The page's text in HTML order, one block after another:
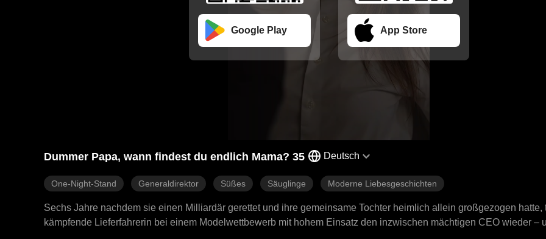
Google Play App Store
Dummer Papa, wann findest du endlich Mama? 35 Deutsch
One-Night-Stand Generaldirektor Süßes Säuglinge Moderne Liebesgeschichten
Sechs Jahre nachdem sie einen Milliardär gerettet und ihre gemeinsame Tochter heimlich allein großgezogen hatte,
kämpfende Lieferfahrerin bei einem Modelwettbewerb mit hohem Einsatz den inzwischen mächtigen CEO wieder –